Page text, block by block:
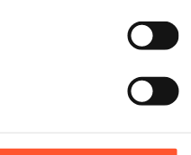
Lehetőség van
van, vedd fel
megtervezni az